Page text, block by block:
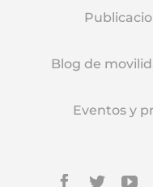
Blog de
Eventos y
Facebook
Twitter